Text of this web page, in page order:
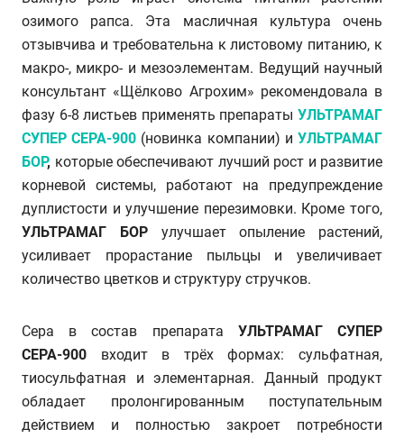
озимого рапса. Эта масличная культура очень
отзывчива и требовательна к листовому питанию, к
макро-, микро- и мезоэлементам. Ведущий научный
консультант «Щёлково Агрохим» рекомендовала в
фазу 6-8 листьев применять препараты УЛЬТРАМАГ
СУПЕР СЕРА-900 (новинка компании) иУЛЬТРАМАГ
БОР, которые обеспечивают лучший рост и развитие
корневой системы, работают на предупреждение
дуплистости и улучшение перезимовки. Кроме того,
УЛЬТРАМАГ БОР улучшает опыление растений,
усиливает прорастание пыльцы и увеличивает
количество цветков и структуру стручков.
Сера в состав препарата УЛЬТРАМАГ СУПЕР
СЕРА-900 входит в трёх формах: сульфатная,
тиосульфатная и элементарная. Данный продукт
обладает пролонгированным поступательным
действием и полностью закроет потребности